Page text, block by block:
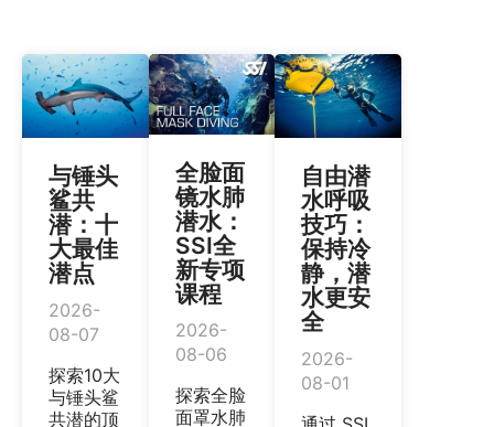
与锤头
鲨共
潜：十
大最佳
潜点
2026-
08-07
探索10大
与锤头鲨
共潜的顶
全脸面
镜水肺
潜水：
SSI全
新专项
课程
2026-
08-06
探索全脸
面罩水肺
自由潜
水呼吸
技巧：
保持冷
静，潜
水更安
全
2026-
08-01